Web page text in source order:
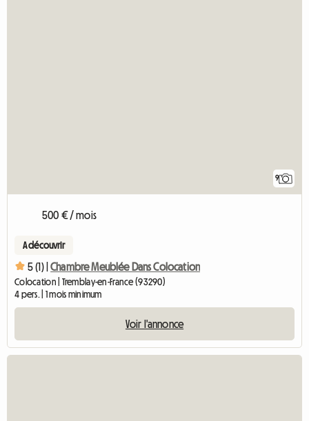
9
500 € / mois
A découvrir
5 (1) | Chambre Meublée Dans Colocation
Colocation | Tremblay-en-France (93290)
4 pers. | 1 mois minimum
Voir l'annonce